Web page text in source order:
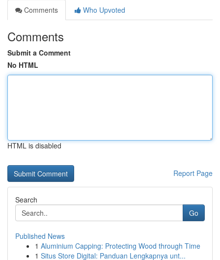
Comments
Who Upvoted
Comments
Submit a Comment
No HTML
HTML is disabled
Report Page
Search
Go
Published News
1 Aluminium Capping: Protecting Wood through Time
1 Situs Store Digital: Panduan Lengkapnya unt...